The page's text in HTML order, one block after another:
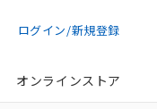
ログイン/新規登録
オンラインストア